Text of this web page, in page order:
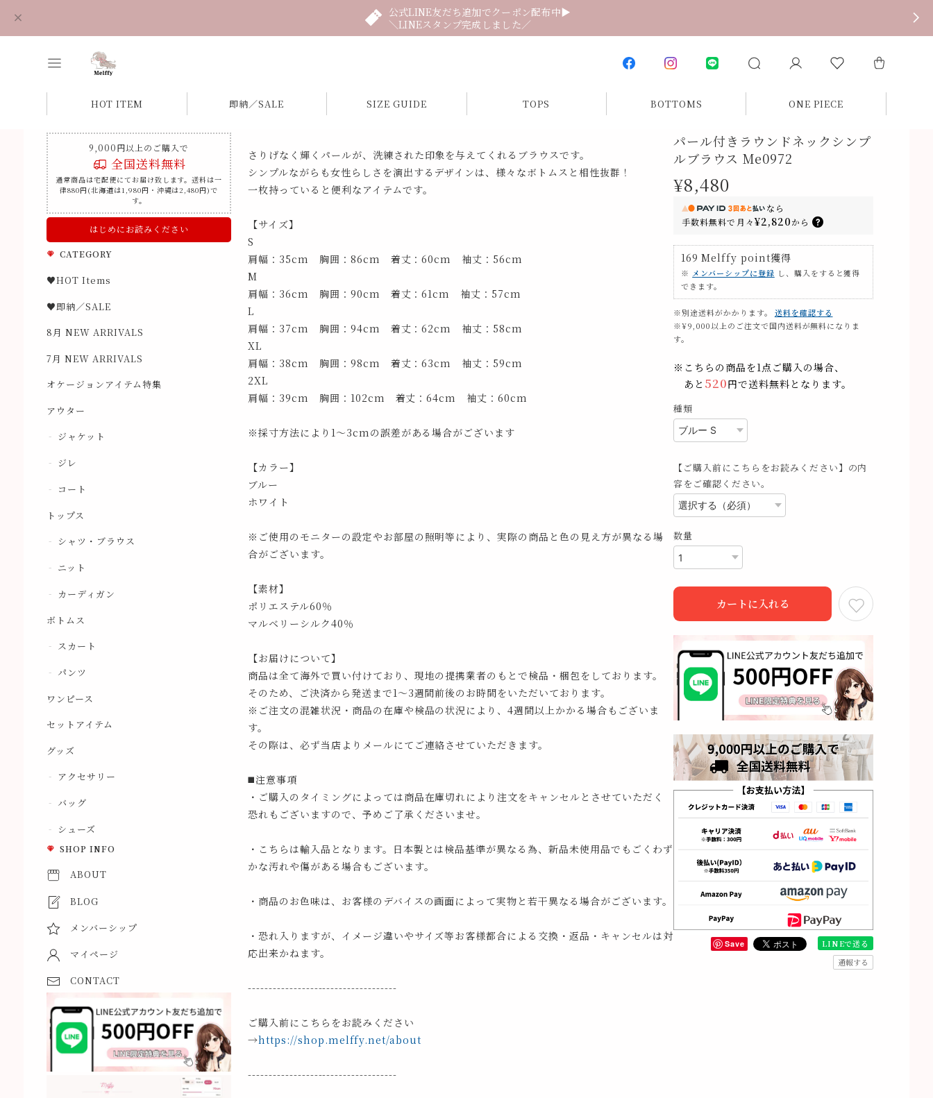
公式LINE友だち追加でクーポン配布中▶
＼LINEスタンプ完成しました／
HOT ITEM 即納／SALE SIZE GUIDE TOPS BOTTOMS ONE PIECE
9,000円以上のご購入で
全国送料無料
通常商品は宅配便にてお届け致します。送料は一
律880円(北海道は1,980円・沖縄は2,480円)で
す。
はじめにお読みください
CATEGORY
♥HOT Items
♥即納／SALE
8月 NEW ARRIVALS
7月 NEW ARRIVALS
オケージョンアイテム特集
アウター
ジャケット
ジレ
コート
トップス
シャツ・ブラウス
ニット
カーディガン
ボトムス
スカート
パンツ
ワンピース
セットアイテム
グッズ
アクセサリー
バッグ
シューズ
SHOP INFO
ABOUT
BLOG
メンバーシップ
マイページ
CONTACT
さりげなく輝くパールが、洗練された印象を与えてくれるブラウスです。
シンプルながらも女性らしさを演出するデザインは、様々なボトムスと相性抜群！
一枚持っていると便利なアイテムです。
【サイズ】
S
肩幅：35cm 胸囲：86cm 着丈：60cm 袖丈：56cm
M
肩幅：36cm 胸囲：90cm 着丈：61cm 袖丈：57cm
L
肩幅：37cm 胸囲：94cm 着丈：62cm 袖丈：58cm
XL
肩幅：38cm 胸囲：98cm 着丈：63cm 袖丈：59cm
2XL
肩幅：39cm 胸囲：102cm 着丈：64cm 袖丈：60cm
※採寸方法により1～3cmの誤差がある場合がございます
【カラー】
ブルー
ホワイト
※ご使用のモニターの設定やお部屋の照明等により、実際の商品と色の見え方が異なる場
合がございます。
【素材】
ポリエステル60％
マルベリーシルク40％
【お届けについて】
商品は全て海外で買い付けており、現地の提携業者のもとで検品・梱包をしております。
そのため、ご決済から発送まで1～3週間前後のお時間をいただいております。
※ご注文の混雑状況・商品の在庫や検品の状況により、4週間以上かかる場合もございま
す。
その際は、必ず当店よりメールにてご連絡させていただきます。
◼️注意事項
・ご購入のタイミングによっては商品在庫切れにより注文をキャンセルとさせていただく
恐れもございますので、予めご了承くださいませ。
・こちらは輸入品となります。日本製とは検品基準が異なる為、新品未使用品でもごくわず
かな汚れや傷がある場合もございます。
・商品のお色味は、お客様のデバイスの画面によって実物と若干異なる場合がございます。
・恐れ入りますが、イメージ違いやサイズ等お客様都合による交換・返品・キャンセルは対
応出来かねます。
------------------------------------
ご購入前にこちらをお読みください
→https://shop.melffy.net/about
------------------------------------
パール付きラウンドネックシンプ
ルブラウス Me0972
¥8,480
なら
手数料無料で 月々¥2,820から
169 Melffy point獲得
※ メンバーシップに登録 し、購入をすると獲得
できます。
※別途送料がかかります。
送料を確認する
※¥9,000以上のご注文で国内送料が無料になりま
す。
※こちらの商品を1点ご購入の場合、
あと 520円で送料無料となります。
種類
【ご購入前にこちらをお読みください】の内
容をご確認ください。
数量
カートに入れる
Save
LINEで送る
通報する